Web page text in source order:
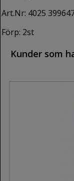
Art.Nr: 4025
Förp: 2st
Kunder som